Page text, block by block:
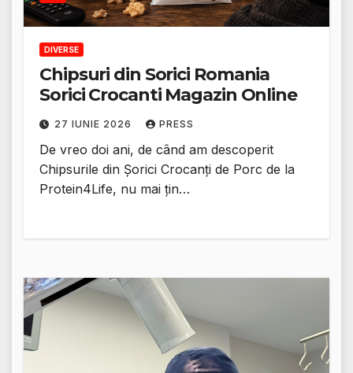
DIVERSE
Chipsuri din Sorici Romania
Sorici Crocanti Magazin Online
27 IUNIE 2026 PRESS
De vreo doi ani, de când am descoperit
Chipsurile din Șorici Crocanți de Porc de la
Protein4Life, nu mai țin…